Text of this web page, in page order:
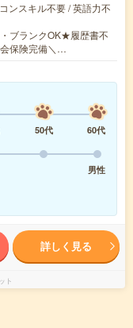
ンスキル不要 / 英語力不
ブランクOK★履歴書不
保険完備＼…
50代
60代
男性
詳しく見る
ト